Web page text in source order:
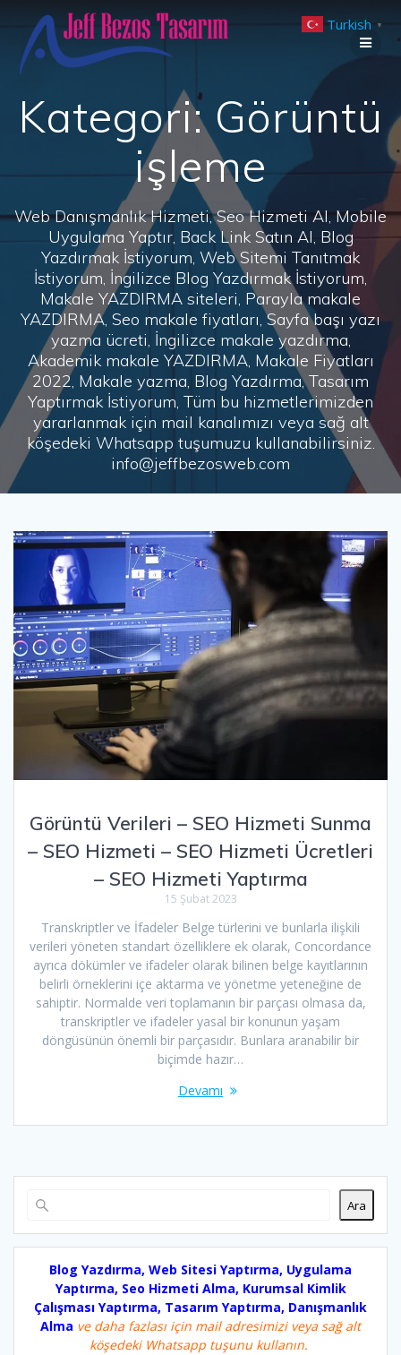
to
Kategori:Görüntü
işleme
Web Danışmanlık Hizmeti, Seo Hizmeti Al, Mobile
Uygulama Yaptır, Back Link Satın Al, Blog
Yazdırmak İstiyorum, Web Sitemi Tanıtmak
İstiyorum, İngilizce Blog Yazdırmak İstiyorum,
Makale YAZDIRMA siteleri, Parayla makale
YAZDIRMA, Seo makale fiyatları, Sayfa başı yazı
yazma ücreti, İngilizce makale yazdırma,
Akademik makale YAZDIRMA, Makale Fiyatları
2022, Makale yazma, Blog Yazdırma, Tasarım
Yaptırmak İstiyorum, Tüm bu hizmetlerimizden
yararlanmak için mail kanalımızı veya sağ alt
köşedeki Whatsapp tuşumuzu kullanabilirsiniz.
info@jeffbezosweb.com
Görüntü Verileri – SEO Hizmeti Sunma
– SEO Hizmeti – SEO Hizmeti Ücretleri
– SEO Hizmeti Yaptırma
15 Şubat 2023
Transkriptler ve İfadeler Belge türlerini ve bunlarla ilişkili
verileri yöneten standart özelliklere ek olarak, Concordance
ayrıca dökümler ve ifadeler olarak bilinen belge kayıtlarının
belirli örneklerini içe aktarma ve yönetme yeteneğine de
sahiptir. Normalde veri toplamanın bir parçası olmasa da,
transkriptler ve ifadeler yasal bir konunun yaşam
döngüsünün önemli bir parçasıdır. Bunlara aranabilir bir
biçimde hazır…
Devamı
Ara
Blog Yazdırma, Web Sitesi Yaptırma, Uygulama
Yaptırma, Seo Hizmeti Alma, Kurumsal Kimlik
Çalışması Yaptırma, Tasarım Yaptırma, Danışmanlık
Alma ve daha fazlası için mail adresimizi veya sağ alt
köşedeki Whatsapp tuşunu kullanın.
Turkish ▼